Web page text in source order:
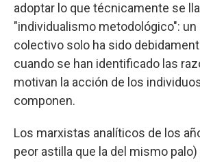
adoptar lo que técnicamente se
"individualismo metodológico":
colectivo solo ha sido
cuando se han identificado las
motivan la acción de los
componen.
Los marxistas analíticos de los
peor astilla que la del mismo